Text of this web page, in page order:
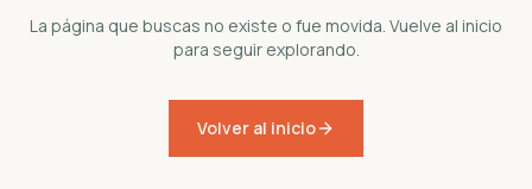
La página que buscas no existe o fue movida. Vuelve al inicio
para seguir explorando.
Volver al inicio